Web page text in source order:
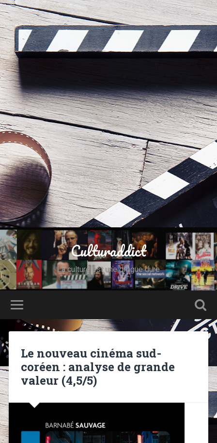
Culturaddict
La culture est une drogue dure
Le nouveau cinéma sud-
coréen : analyse de grande
valeur (4,5/5)